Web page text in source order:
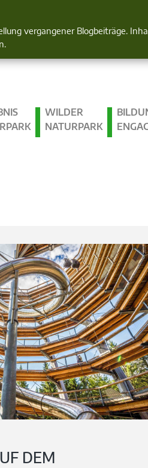
vergangener Blogbeiträge.
und Natur im
WILDER
NATURPARK
DEM